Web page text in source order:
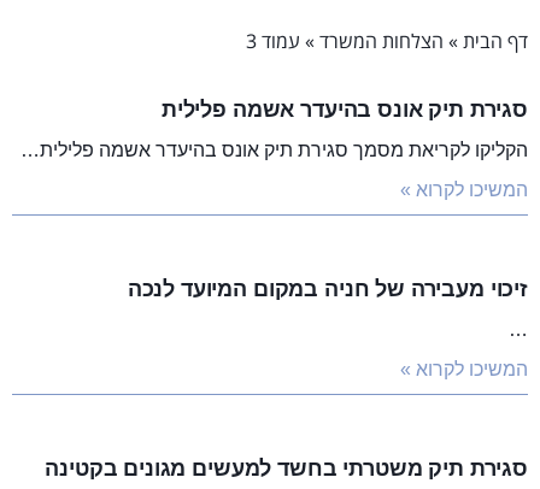
דף הבית » הצלחות המשרד » עמוד 3
סגירת תיק אונס בהיעדר אשמה פלילית
הקליקו לקריאת מסמך סגירת תיק אונס בהיעדר אשמה פלילית…
המשיכו לקרוא »
זיכוי מעבירה של חניה במקום המיועד לנכה
…
המשיכו לקרוא »
סגירת תיק משטרתי בחשד למעשים מגונים בקטינה